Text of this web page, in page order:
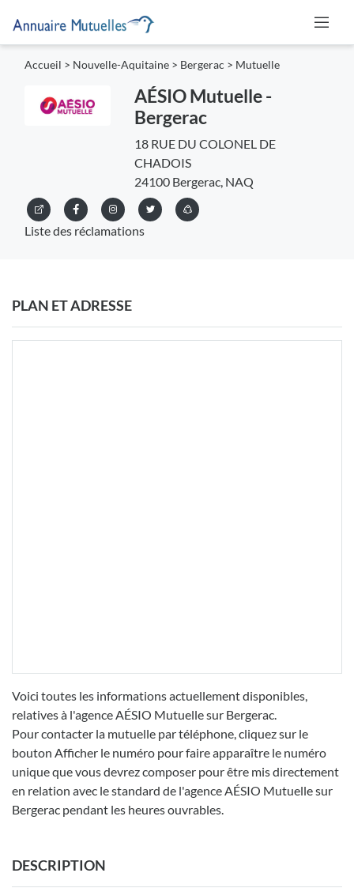
Accueil > Nouvelle-Aquitaine > Bergerac > Mutuelle
AÉSIO Mutuelle -
Bergerac
18 RUE DU COLONEL DE
CHADOIS
24100 Bergerac, NAQ
Liste des réclamations
PLAN ET ADRESSE
Voici toutes les informations actuellement disponibles,
relatives à l'agence AÉSIO Mutuelle sur Bergerac.
Pour contacter la mutuelle par téléphone, cliquez sur le
bouton Afficher le numéro pour faire apparaître le numéro
unique que vous devrez composer pour être mis directement
en relation avec le standard de l'agence AÉSIO Mutuelle sur
Bergerac pendant les heures ouvrables.
DESCRIPTION